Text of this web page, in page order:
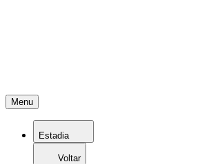
Menu
Estadia
Voltar